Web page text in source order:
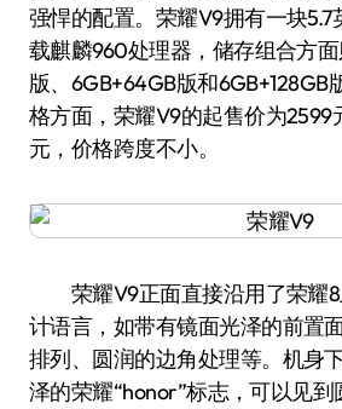
强悍的配置。荣耀V9拥有一块5.7
载麒麟960处理器，储存组合方
版、6GB+64GB版和6GB+128GB
格方面，荣耀V9的起售价为2599
元，价格跨度不小。
荣耀V9正面直接沿用了荣耀8
计语言，如带有镜面光泽的前置
排列、圆润的边角处理等。机身
泽的荣耀“honor”标志，可以见